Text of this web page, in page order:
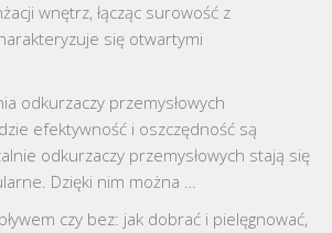
wnętrz, łącząc surowość z
się otwartymi
odkurzaczy przemysłowych
efektywność i oszczędność są
odkurzaczy przemysłowych stają się
Dzięki nim można …
czy bez: jak dobrać i pielęgnować,